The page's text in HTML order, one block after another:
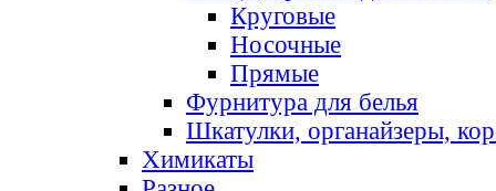
Круговые
Носочные
Прямые
Фурнитура для белья
Шкатулки, органайзеры,
Химикаты